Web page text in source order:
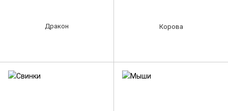
Дракон Корова